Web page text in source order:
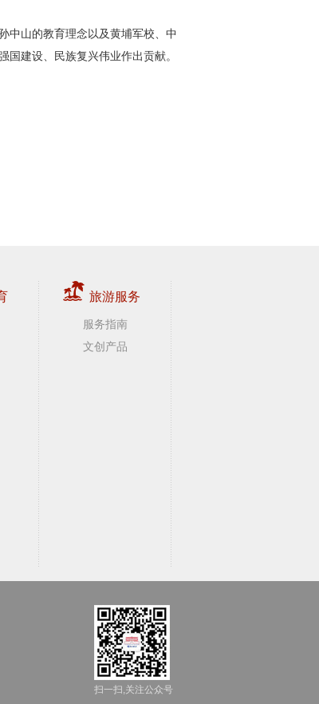
中山的教育理念以及黄埔军校、中
建设、民族复兴伟业作出贡献。
旅游服务
服务指南
文创产品
扫一扫,关注公众号